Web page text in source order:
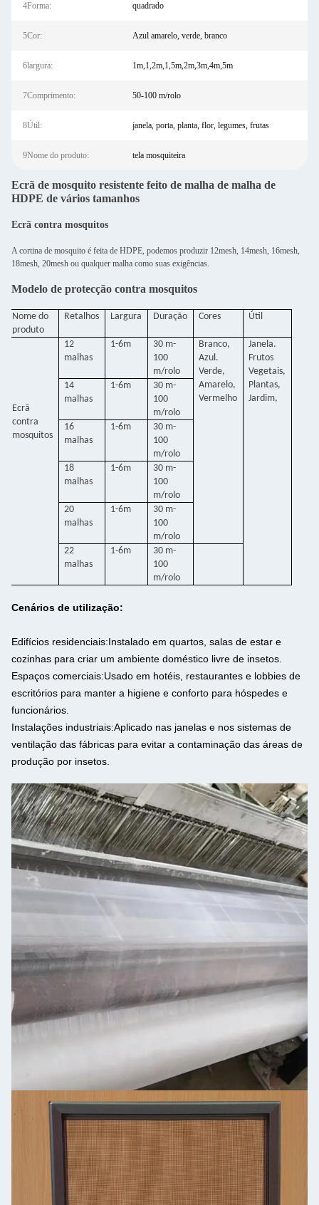
4Forma: quadrado
5Cor: Azul amarelo, verde, branco
6largura: 1m,1,2m,1,5m,2m,3m,4m,5m
7Comprimento: 50-100 m/rolo
8Útil: janela, porta, planta, flor, legumes, frutas
9Nome do produto: tela mosquiteira
Ecrã de mosquito resistente feito de malha de malha de
HDPE de vários tamanhos
Ecrã contra mosquitos
A cortina de mosquito é feita de HDPE, podemos produzir 12mesh, 14mesh, 16mesh,
18mesh, 20mesh ou qualquer malha como suas exigências.
Modelo de protecção contra mosquitos
Nome do
produto
Retalhos Largura Duração Cores Útil
Ecrã
contra
mosquitos
12
malhas
1-6m
30 m-
100
m/rolo
Branco,
Azul.
Verde,
Amarelo,
Vermelho
Janela.
Frutos
Vegetais,
Plantas,
Jardim,
14
malhas
1-6m
30 m-
100
m/rolo
16
malhas
1-6m
30 m-
100
m/rolo
18
malhas
1-6m
30 m-
100
m/rolo
20
malhas
1-6m
30 m-
100
m/rolo
22
malhas
1-6m
30 m-
100
m/rolo
Cenários de utilização:
Edifícios residenciais:Instalado em quartos, salas de estar e
cozinhas para criar um ambiente doméstico livre de insetos.
Espaços comerciais:Usado em hotéis, restaurantes e lobbies de
escritórios para manter a higiene e conforto para hóspedes e
funcionários.
Instalações industriais:Aplicado nas janelas e nos sistemas de
ventilação das fábricas para evitar a contaminação das áreas de
produção por insetos.